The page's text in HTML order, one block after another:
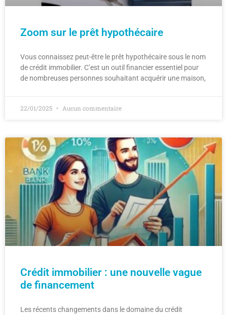
Zoom sur le prêt hypothécaire
Vous connaissez peut-être le prêt hypothécaire sous le nom
de crédit immobilier. C’est un outil financier essentiel pour
de nombreuses personnes souhaitant acquérir une maison,
22/01/2025 Aucun commentaire
Crédit immobilier : une nouvelle vague
de financement
Les récents changements dans le domaine du crédit